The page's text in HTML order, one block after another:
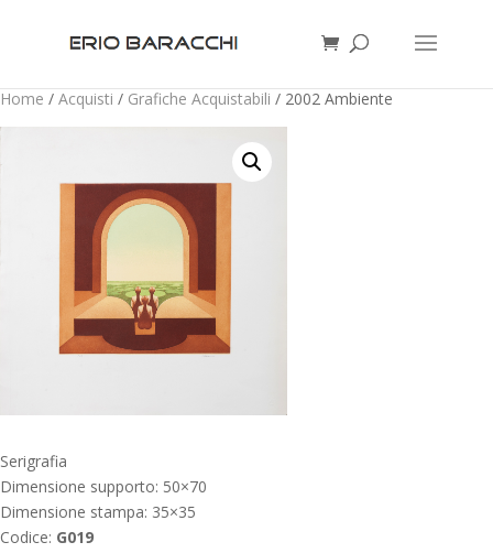
Home / Acquisti / Grafiche Acquistabili / 2002 Ambiente
Serigrafia
Dimensione supporto: 50×70
Dimensione stampa: 35×35
Codice: G019